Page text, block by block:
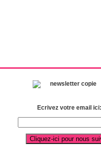
Ecrivez votre email ici: